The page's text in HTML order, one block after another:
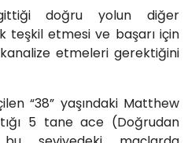
gittiği doğru yolun diğer
teşkil etmesi ve başarı için
kanalize etmeleri gerektiğini
“38” yaşındaki Matthew
5 tane ace (Doğrudan